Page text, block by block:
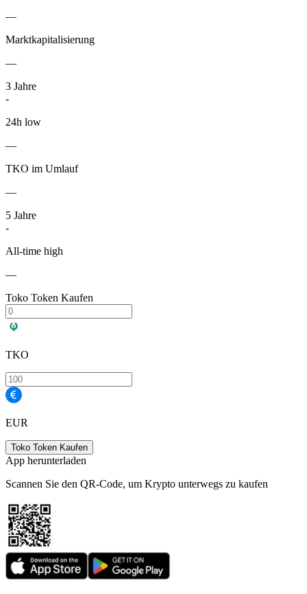
—
Marktkapitalisierung
—
3 Jahre
-
24h low
—
TKO im Umlauf
—
5 Jahre
-
All-time high
—
Toko Token Kaufen
TKO
EUR
Toko Token Kaufen
App herunterladen
Scannen Sie den QR-Code, um Krypto unterwegs zu kaufen